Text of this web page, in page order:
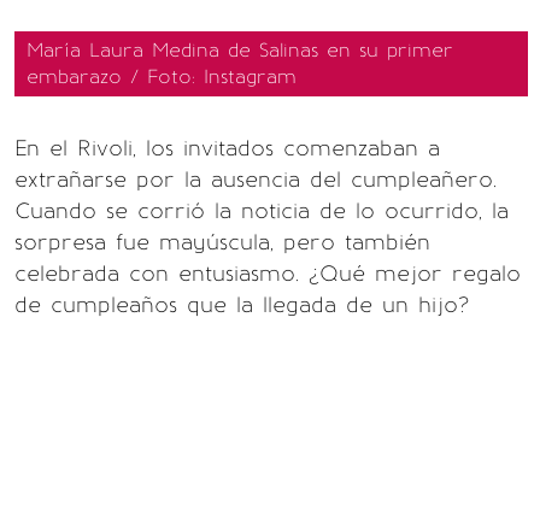
María Laura Medina de Salinas en su primer
embarazo / Foto: Instagram
En el Rivoli, los invitados comenzaban a
extrañarse por la ausencia del cumpleañero.
Cuando se corrió la noticia de lo ocurrido, la
sorpresa fue mayúscula, pero también
celebrada con entusiasmo. ¿Qué mejor regalo
de cumpleaños que la llegada de un hijo?